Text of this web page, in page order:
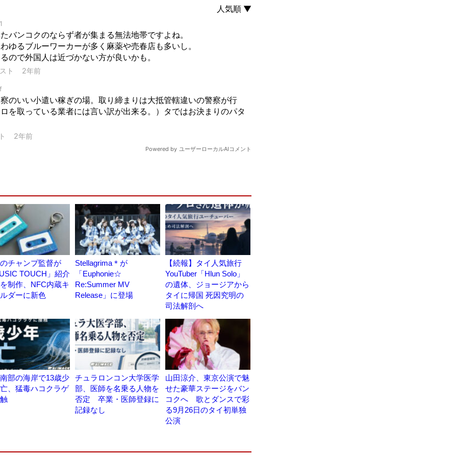
チャンプ監督が
TOUCH」紹介
制作、NFC内蔵キ
ダーに新色
Stellagrima＊が
「Euphonie☆
Re:Summer MV
Release」に登場
【続報】タイ人気旅行
YouTuber「Hlun Solo」
の遺体、ジョージアから
タイに帰国 死因究明の
司法解剖へ
部の海岸で13歳少
、猛毒ハコクラゲ
チュラロンコン大学医学
部、医師を名乗る人物を
否定 卒業・医師登録に
記録なし
山田涼介、東京公演で魅
せた豪華ステージをバン
コクへ 歌とダンスで彩
る9月26日のタイ初単独
公演